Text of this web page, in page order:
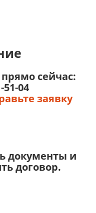
сейчас:
51-04
заявку
документы и
договор.